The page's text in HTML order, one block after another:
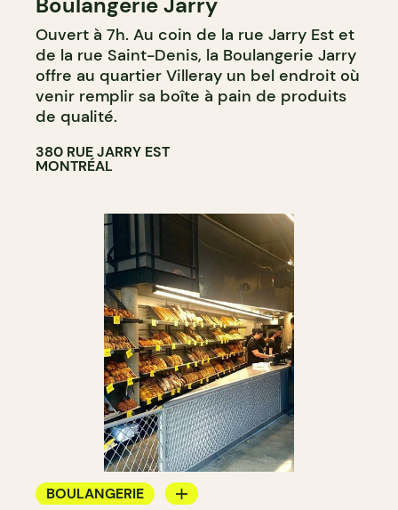
ÉPICERIE / DEP
Ouvert à 7h. Au coin de la rue Jarry Est et
de la rue Saint-Denis, la Boulangerie Jarry
offre au quartier Villeray un bel endroit où
venir remplir sa boîte à pain de produits
de qualité.
380 RUE JARRY EST
MONTRÉAL
BOULANGERIE